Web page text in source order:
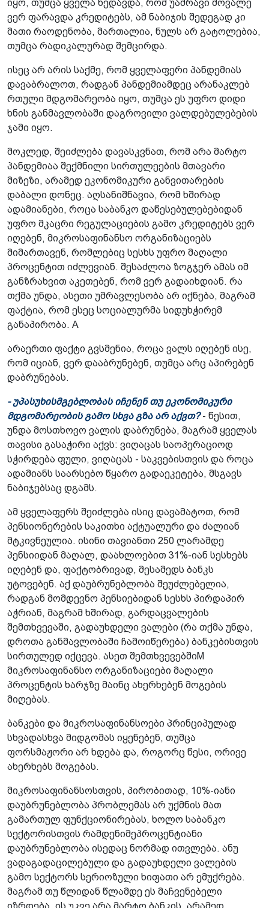
იყო, თუმცა ყველა ხედავდა, რომ უამრავი მოვალე
ვერ ფარავდა კრედიტებს, ამ ნაბიჯის შედეგად კი
მათი რაოდენობა, მართალია, ნულს არ გატოლებია,
თუმცა რადიკალურად შემცირდა.
ისეც არ არის საქმე, რომ ყველაფერი პანდემიას
დავაბრალოთ, რადგან პანდემიამდეც არანაკლებ
რთული მდგომარეობა იყო, თუმცა ეს უფრო დიდი
ხნის განმავლობაში დაგროვილი ვალდებულებების
ჯამი იყო.
მოკლედ, შეიძლება დავასკვნათ, რომ არა მარტო
პანდემიაა შექმნილი სირთულეების მთავარი
მიზეზი, არამედ ეკონომიკური განვითარების
დაბალი დონეც. აღსანიშნავია, რომ ხშირად
ადამიანები, როცა საბანკო დაწესებულებებიდან
უფრო მკაცრი რეგულაციების გამო კრედიტებს ვერ
იღებენ, მიკროსაფინანსო ორგანიზაციებს
მიმართავენ, რომლებიც სესხს უფრო მაღალი
პროცენტით იძლევიან. შესაძლოა ზოგჯერ ამას იმ
განზრახვით აკეთებენ, რომ ვერ გადაიხდიან. რა
თქმა უნდა, ასეთი უმრავლესობა არ იქნება, მაგრამ
ფაქტია, რომ ესეც სოციალურმა სიდუხჭირემ
განაპირობა. A
არაერთი ფაქტი გვსმენია, როცა ვალს იღებენ ისე,
რომ იციან, ვერ დააბრუნებენ, თუმცა არც აპირებენ
დაბრუნებას.
- უპასუხისმგებლობას იჩენენ თუ ეკონომიკური
მდგომარეობის გამო სხვა გზა არ აქვთ?- წესით,
უნდა მოსთხოვო ვალის დაბრუნება, მაგრამ ყველას
თავისი გასაჭირი აქვს: ვიღაცას საოპერაციოდ
სჭირდება ფული, ვიღაცას - საკვებისთვის და როცა
ადამიანს საარსებო წყარო გადაეკეტება, მსგავს
ნაბიჯებსაც დგამს.
ამ ყველაფერს შეიძლება ისიც დავამატოთ, რომ
პენსიონერების საკითხი აქტუალური და ძალიან
მტკივნეულია. ისინი თავიანთი 250 ლარამდე
პენსიიდან მაღალ, დაახლოებით 31%-იან სესხებს
იღებენ და, ფაქტობრივად, მესამედს ბანკს
უტოვებენ. აქ დაუბრუნებლობა შეუძლებელია,
რადგან მომდევნო პენსიებიდან სესხს პირდაპირ
აჭრიან, მაგრამ ხშირად, გარდაცვალების
შემთხვევაში, გადაუხდელი ვალები (რა თქმა უნდა,
დროთა განმავლობაში ჩამოიწერება) ბანკებისთვის
სირთულედ იქცევა. ასეთ შემთხვევებშიM
მიკროსაფინანსო ორგანიზაციები მაღალი
პროცენტის ხარჯზე მაინც ახერხებენ მოგების
მიღებას.
ბანკები და მიკროსაფინანსოები პრინციპულად
სხვადასხვა მიდგომას იყენებენ, თუმცა
ფორსმაჟორი არ ხდება და, როგორც წესი, ორივე
ახერხებს მოგებას.
მიკროსაფინანსოსთვის, პირობითად, 10%-იანი
დაუბრუნებლობა პრობლემას არ უქმნის მათ
გამართულ ფუნქციონირებას, ხოლო საბანკო
სექტორისთვის რამდენიმეპროცენტიანი
დაუბრუნებლობა ისედაც ნორმად ითვლება. ანუ
ვადაგადაცილებული და გადაუხდელი ვალების
გამო სექტორს სერიოზული ხიფათი არ ემუქრება.
მაგრამ თუ წლიდან წლამდე ეს მაჩვენებელი